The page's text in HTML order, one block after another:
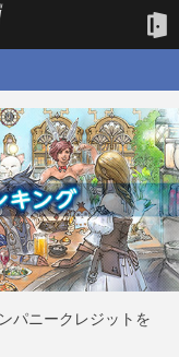
パニークレジットを